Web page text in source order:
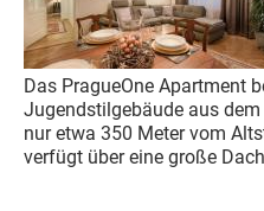
Das PragueOne Apartment
Jugendstilgebäude aus
nur etwa 350 Meter vom
verfügt über eine große